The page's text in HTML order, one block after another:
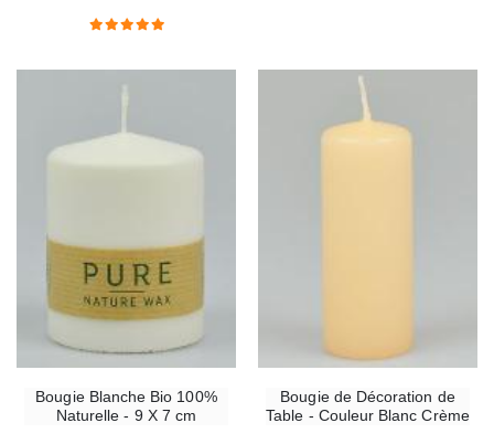
Bougie Blanche Bio 100%
Naturelle - 9 X 7 cm
Bougie de Décoration de
Table - Couleur Blanc Crème